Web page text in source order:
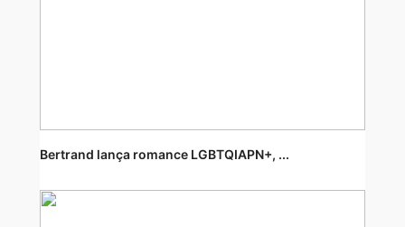
Bertrand lança romance LGBTQIAPN+, ...